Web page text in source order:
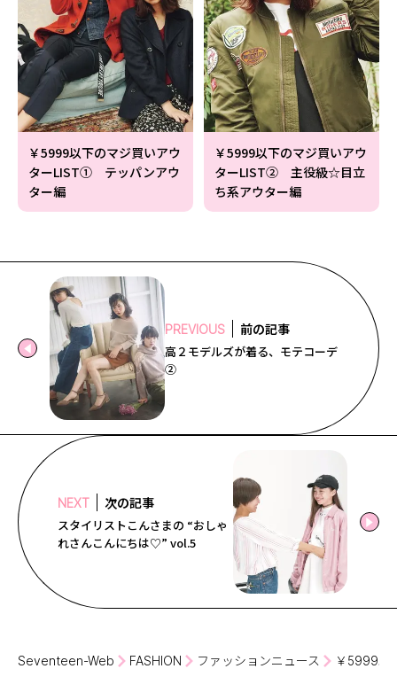
￥5999以下のマジ買いアウ
ターLIST① テッパンアウ
ター編
￥5999以下のマジ買いアウ
ターLIST② 主役級☆目立
ち系アウター編
PREVIOUS 前の記事
高２モデルズが着る、モテコーデ
②
NEXT 次の記事
スタイリストこんさまの “おしゃ
れさんこんにちは♡” vol.5
Seventeen-Web FASHION ファッションニュース ￥5999以